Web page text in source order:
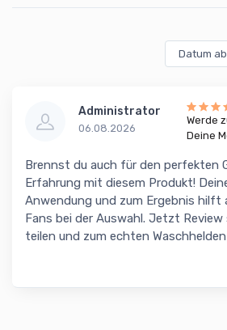
Administrator
06.08.2026
Werde
Deine
Brennst du auch für den perfekten
Erfahrung mit diesem Produkt!
Anwendung und zum Ergebnis hilft
Fans bei der Auswahl. Jetzt Review
teilen und zum echten